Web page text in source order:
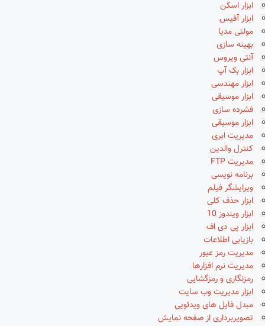
ابزار اسکن
ابزار آفیس
مولتی مدیا
بهینه سازی
آنتی ویروس
ابزار بک آپ
ابزار مهندسی
ابزار موسیقی
فشرده سازی
ابزار موسیقی
مدیریت ابری
کنترل والدین
مدیریت FTP
برنامه نویسی
ویرایشگر فیلم
ابزار حذف کلی
ابزار ویندوز 10
ابزار پی دی اف
بازیابی اطلاعات
مدیریت رمز عبور
مدیریت نرم افزارها
رمزنگاری و رمزگشایی
ابزار مدیریت وب سایت
مبدل فایل های ویدئویی
تصویربرداری از صفحه نمایش